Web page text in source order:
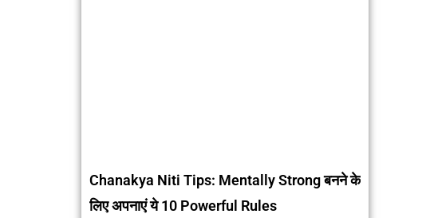
Chanakya Niti Tips: Mentally Strong बनने के
लिए अपनाएं ये 10 Powerful Rules